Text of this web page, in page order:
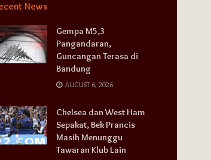
News
Gempa M5,3
Pangandaran,
Guncangan Terasa di
Bandung
AUGUST 6, 2026
Chelsea dan West Ham
Sepakat, Bek Prancis
Masih Menunggu
Tawaran Klub Lain